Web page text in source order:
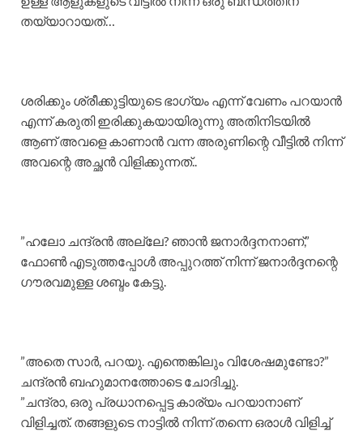
തയ്യാറായത്…
​ശരിക്കും ശ്രീക്കുട്ടിയുടെ ഭാഗ്യം എന്ന് വേണം പറയാൻ
എന്ന് കരുതി ഇരിക്കുകയായിരുന്നു അതിനിടയിൽ
ആണ് അവളെ കാണാൻ വന്ന അരുണിന്റെ വീട്ടിൽ നിന്ന്
അവന്റെ അച്ഛൻ വിളിക്കുന്നത്..
​”ഹലോ ചന്ദ്രൻ അല്ലേ? ഞാൻ ജനാർദ്ദനനാണ്,”
ഫോൺ എടുത്തപ്പോൾ അപ്പുറത്ത് നിന്ന് ജനാർദ്ദനന്റെ
ഗൗരവമുള്ള ശബ്ദം കേട്ടു.
​”അതെ സാർ, പറയു. എന്തെങ്കിലും വിശേഷമുണ്ടോ?”
ചന്ദ്രൻ ബഹുമാനത്തോടെ ചോദിച്ചു.
​”ചന്ദ്രാ, ഒരു പ്രധാനപ്പെട്ട കാര്യം പറയാനാണ്
വിളിച്ചത്. തങ്ങളുടെ നാട്ടിൽ നിന്ന് തന്നെ ഒരാൾ വിളിച്ച്